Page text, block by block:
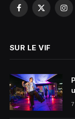
Facebook
X
SUR LE VIF